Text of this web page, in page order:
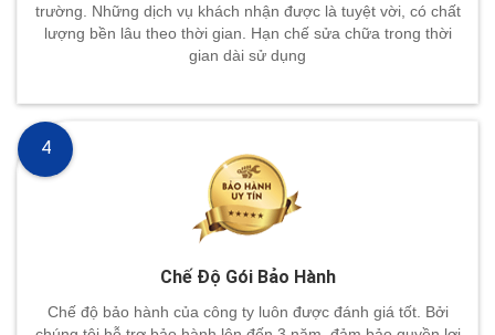
trường. Những dịch vụ khách nhận được là tuyệt vời, có chất
lượng bền lâu theo thời gian. Hạn chế sửa chữa trong thời
gian dài sử dụng
Chế Độ Gói Bảo Hành
Chế độ bảo hành của công ty luôn được đánh giá tốt. Bởi
4